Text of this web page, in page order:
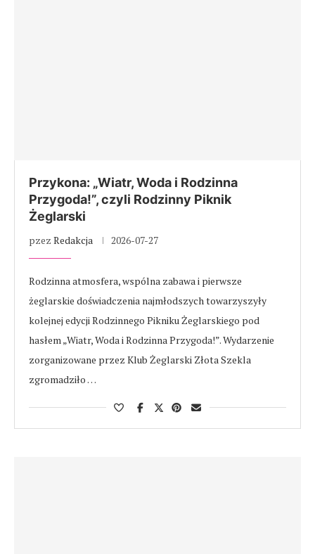
Przykona: „Wiatr, Woda i Rodzinna
Przygoda!”, czyli Rodzinny Piknik
Żeglarski
pzez Redakcja 2026-07-27
Rodzinna atmosfera, wspólna zabawa i pierwsze
żeglarskie doświadczenia najmłodszych towarzyszyły
kolejnej edycji Rodzinnego Pikniku Żeglarskiego pod
hasłem „Wiatr, Woda i Rodzinna Przygoda!”. Wydarzenie
zorganizowane przez Klub Żeglarski Złota Szekla
zgromadziło …